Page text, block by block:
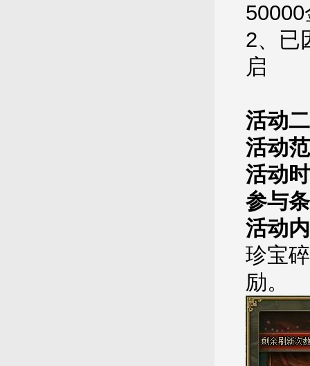
2、已
启
活动
活动
活动
参与
活动
珍宝
励。